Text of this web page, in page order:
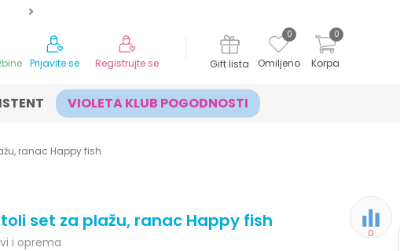
Korpa
0
Omiljeno
0
Gift lista
Prijavite se Registrujte se
VIOLETA KLUB POGODNOSTI
0
ranac Happy fish
set za plažu, ranac Happy fish
i oprema